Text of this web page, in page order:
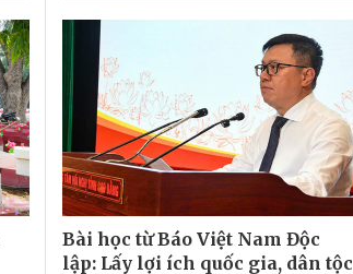
Bài học từ Báo Việt Nam Độc
lập: Lấy lợi ích quốc gia, dân tộc